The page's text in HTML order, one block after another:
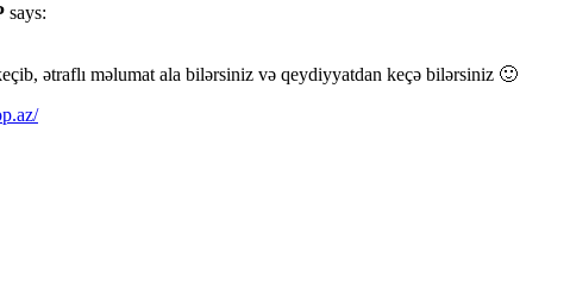
says:
ətraflı məlumat ala bilərsiniz və qeydiyyatdan keçə bilərsiniz 🙂